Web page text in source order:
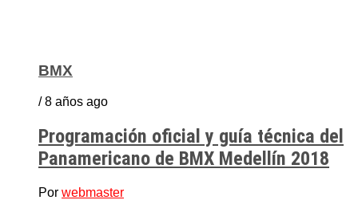
BMX
/ 8 años ago
Programación oficial y guía técnica del
Panamericano de BMX Medellín 2018
Por webmaster